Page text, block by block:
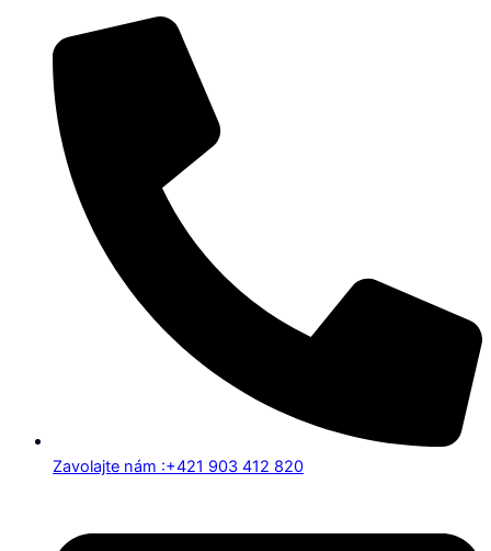
Zavolajte nám :+421 903 412 820